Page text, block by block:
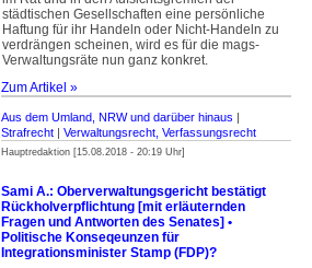
städtischen Gesellschaften eine persönliche
Haftung für ihr Handeln oder Nicht-Handeln zu
verdrängen scheinen, wird es für die mags-
Verwaltungsräte nun ganz konkret.
Zum Artikel »
Aus dem Umland, NRW und darüber hinaus |
Strafrecht | Verwaltungsrecht, Verfassungsrecht
Hauptredaktion [15.08.2018 - 20:19 Uhr]
Sami A.: Oberverwaltungsgericht bestätigt
Rückholverpflichtung [mit erläuternden
Fragen und Antworten des Senates] •
Politische Konseqeunzen für
Integrationsminister Stamp (FDP)?